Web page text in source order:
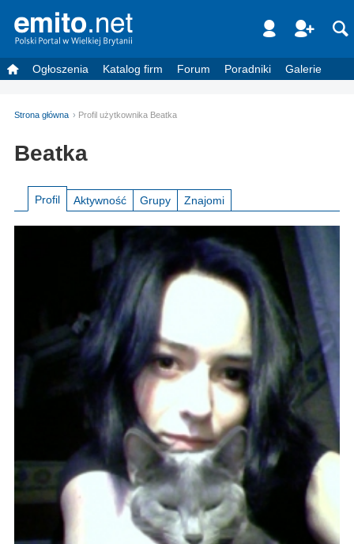
Ogłoszenia Katalog firm Forum Poradniki Galerie
Strona główna Profil użytkownika Beatka
Beatka
Profil Aktywność Grupy Znajomi